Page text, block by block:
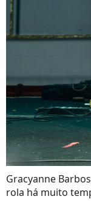
Gracyanne
rola há muito